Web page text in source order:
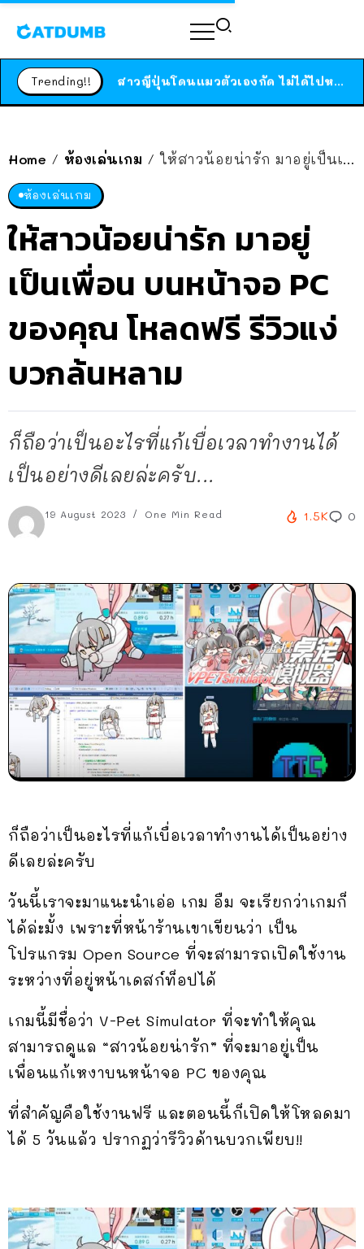
Trending!! ได้เวลาเด็กหนวดรวมตัว RF Online Next เปิดให้เล่นแล้ว เกม Sci-Fi MMORPG ระดับตำนาน เล่นได้ทั้งมือถือและ PC
Home / ห้องเล่นเกม / ให้สาวน้อยน่ารัก มาอยู่เป็นเพื่อน บนหน้าจอ PC ของคุณ โหลดฟรี รีวิวแง่บวกล้นหลาม
ห้องเล่นเกม
ให้สาวน้อยน่ารัก มาอยู่
เป็นเพื่อน บนหน้าจอ PC
ของคุณ โหลดฟรี รีวิวแง่
บวกล้นหลาม
ก็ถือว่าเป็นอะไรที่แก้เบื่อเวลาทำงานได้
เป็นอย่างดีเลยล่ะครับ...
19 August 2023 One Min Read 1.5K 0
ก็ถือว่าเป็นอะไรที่แก้เบื่อเวลาทำงานได้เป็นอย่าง
ดีเลยล่ะครับ
วันนี้เราจะมาแนะนำเอ่อ เกม อืม จะเรียกว่าเกมก็
ได้ล่ะมั้ง เพราะที่หน้าร้านเขาเขียนว่า เป็น
โปรแกรม Open Source ที่จะสามารถเปิดใช้งาน
ระหว่างที่อยู่หน้าเดสก์ท็อปได้
เกมนี้มีชื่อว่า V-Pet Simulator ที่จะทำให้คุณ
สามารถดูแล “สาวน้อยน่ารัก” ที่จะมาอยู่เป็น
เพื่อนแก้เหงาบนหน้าจอ PC ของคุณ
ที่สำคัญคือใช้งานฟรี และตอนนี้ก็เปิดให้โหลดมา
ได้ 5 วันแล้ว ปรากฏว่ารีวิวด้านบวกเพียบ!!